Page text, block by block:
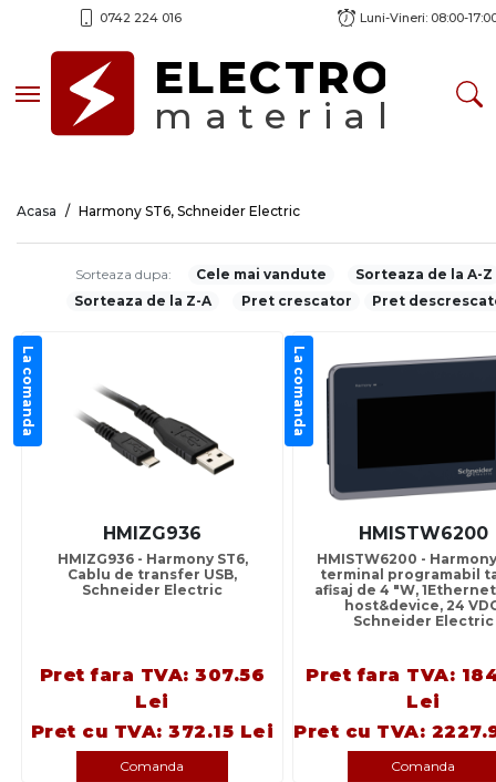
0742 224 016 Luni-Vineri: 08:00-
Toggle navigationELECTRO
material
Acasa Harmony ST6, Schneider Electric
Sorteaza dupa: Cele mai vandute
Sorteaza de la A-Z
Sorteaza de la Z-A
Pret crescator Pret
La comanda
HMIZG936
HMIZG936 - Harmony ST6,
Cablu de transfer USB,
Schneider Electric
Pret fara TVA: 307.56
Lei
Pret cu TVA: 372.15 Lei
Comanda
La comanda
HMISTW6200
HMISTW6200 -
terminal programabil
afisaj de 4 "W,
host&device, 24
Schneider Electric
Pret fara TVA:
Lei
Pret cu TVA:
Comanda